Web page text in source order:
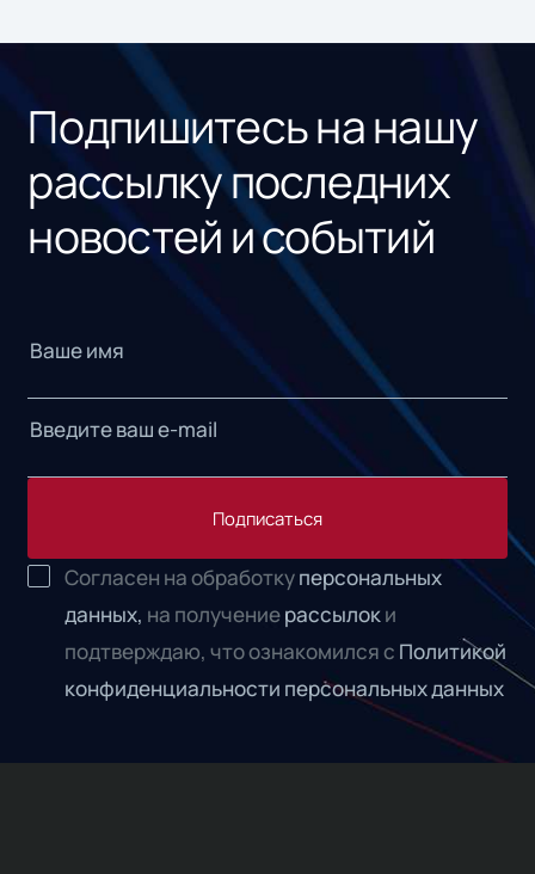
Подпишитесь на нашу
рассылку последних
новостей и событий
Подписаться
Согласен на обработкуперсональных
данных, на получениерассылоки
подтверждаю, что ознакомился с Политикой
конфиденциальности персональных данных